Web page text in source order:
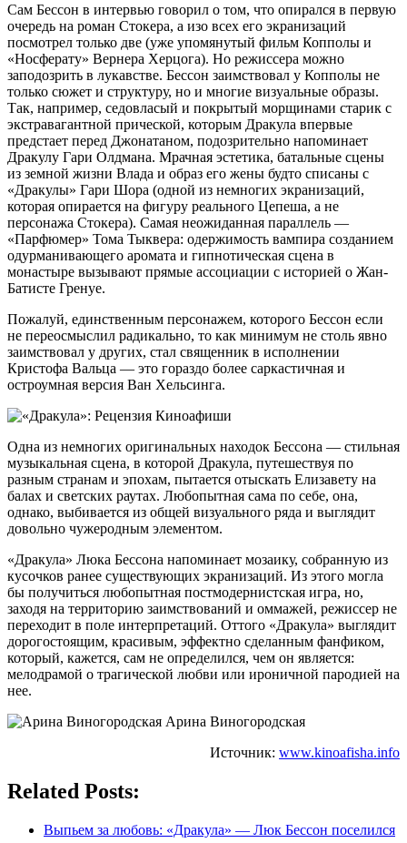
Сам Бессон в интервью говорил о том, что опирался в первую
очередь на роман Стокера, а изо всех его экранизаций
посмотрел только две (уже упомянутый фильм Копполы и
«Носферату» Вернера Херцога). Но режиссера можно
заподозрить в лукавстве. Бессон заимствовал у Копполы не
только сюжет и структуру, но и многие визуальные образы.
Так, например, седовласый и покрытый морщинами старик с
экстравагантной прической, которым Дракула впервые
предстает перед Джонатаном, подозрительно напоминает
Дракулу Гари Олдмана. Мрачная эстетика, батальные сцены
из земной жизни Влада и образ его жены будто списаны с
«Дракулы» Гари Шора (одной из немногих экранизаций,
которая опирается на фигуру реального Цепеша, а не
персонажа Стокера). Самая неожиданная параллель —
«Парфюмер» Тома Тыквера: одержимость вампира созданием
одурманивающего аромата и гипнотическая сцена в
монастыре вызывают прямые ассоциации с историей о Жан-
Батисте Гренуе.
Пожалуй, единственным персонажем, которого Бессон если
не переосмыслил радикально, то как минимум не столь явно
заимствовал у других, стал священник в исполнении
Кристофа Вальца — это гораздо более саркастичная и
остроумная версия Ван Хельсинга.
Одна из немногих оригинальных находок Бессона — стильная
музыкальная сцена, в которой Дракула, путешествуя по
разным странам и эпохам, пытается отыскать Елизавету на
балах и светских раутах. Любопытная сама по себе, она,
однако, выбивается из общей визуального ряда и выглядит
довольно чужеродным элементом.
«Дракула» Люка Бессона напоминает мозаику, собранную из
кусочков ранее существующих экранизаций. Из этого могла
бы получиться любопытная постмодернистская игра, но,
заходя на территорию заимствований и оммажей, режиссер не
переходит в поле интерпретаций. Оттого «Дракула» выглядит
дорогостоящим, красивым, эффектно сделанным фанфиком,
который, кажется, сам не определился, чем он является:
мелодрамой о трагической любви или ироничной пародией на
нее.
Арина Виногородская
Источник: www.kinoafisha.info
Related Posts:
Выпьем за любовь: «Дракула» — Люк Бессон поселился